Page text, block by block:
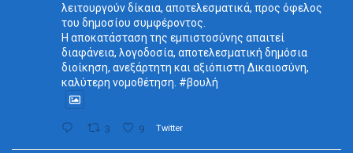
λειτουργούν δίκαια, αποτελεσματικά, προς όφελος
του δημοσίου συμφέροντος.
Η αποκατάσταση της εμπιστοσύνης απαιτεί
διαφάνεια, λογοδοσία, αποτελεσματική δημόσια
διοίκηση, ανεξάρτητη και αξιόπιστη Δικαιοσύνη,
καλύτερη νομοθέτηση. #βουλή
3 9 Twitter